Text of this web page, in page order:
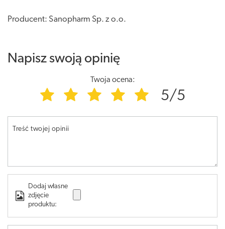
Producent: Sanopharm Sp. z o.o.
Napisz swoją opinię
Twoja ocena:
5/5
Treść twojej opinii
Dodaj własne
zdjęcie
produktu: